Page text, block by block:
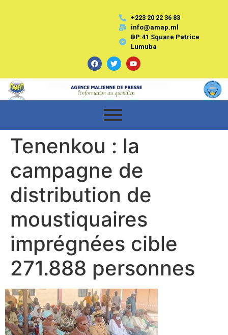
+223 20 22 36 83
info@amap.ml
BP:41 Square Patrice
Lumuba
Tenenkou : la
campagne de
distribution de
moustiquaires
imprégnées cible
271.888 personnes